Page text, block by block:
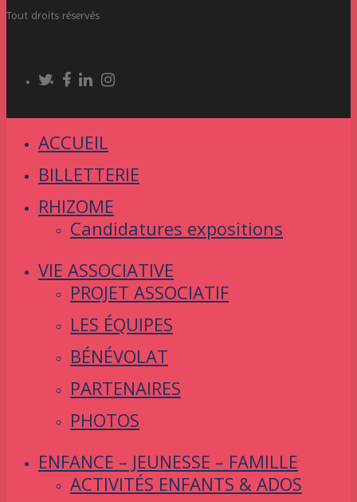
Tout droits réservés
ACCUEIL
BILLETTERIE
RHIZOME
Candidatures expositions
VIE ASSOCIATIVE
PROJET ASSOCIATIF
LES ÉQUIPES
BÉNÉVOLAT
PARTENAIRES
PHOTOS
ENFANCE – JEUNESSE – FAMILLE
ACTIVITÉS ENFANTS & ADOS